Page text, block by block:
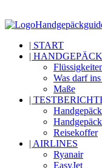
| START
| HANDGEPÄCK
Was darf
Maße
|
Reisekoffer
| AIRLINES
Ryanair
EasyJet